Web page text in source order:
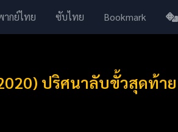
ากย์ไทย ซับไทย Bookmark
ปริศนาลับขั้วสุดท้